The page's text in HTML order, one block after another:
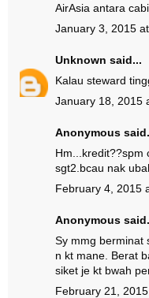
AirAsia antara
January 3, 2015
Unknown said...
Kalau steward
January 18, 2015
Anonymous
Hm...kredit??spm
sgt2.bcau nak
February 4, 2015
Anonymous
Sy mmg berminat
n kt mane. Berat
siket je kt bwah
February 21,